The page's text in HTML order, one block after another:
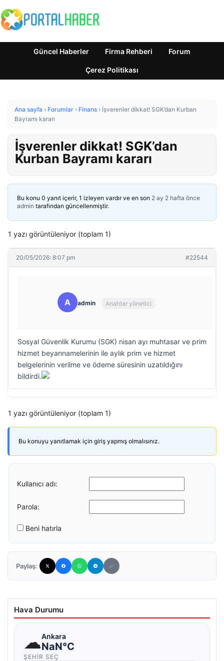
Güncel Haberler Firma Rehberi Forum
Çerez Politikası
Ana sayfa › Forumlar › Finans › İşverenler dikkat! SGK’dan Kurban
Bayramı kararı
İşverenler dikkat! SGK’dan
Kurban Bayramı kararı
Bu konu 0 yanıt içerir, 1 izleyen vardır ve en son 2 ay 2 hafta önce
admin tarafından güncellenmiştir.
1 yazı görüntüleniyor (toplam 1)
20/05/2026: 8:07 pm #22544
A admin Anahtar yönetici
Sosyal Güvenlik Kurumu (SGK) nisan ayı muhtasar ve prim
hizmet beyannamelerinin ile aylık prim ve hizmet
belgelerinin verilme ve ödeme süresinin uzatıldığını
bildirdi.
1 yazı görüntüleniyor (toplam 1)
Bu konuyu yanıtlamak için giriş yapmış olmalısınız.
Kullanıcı adı:
Parola:
Beni hatırla
Paylaş:
Hava Durumu
☁Ankara
NaN°C
ŞEHIR SEÇ